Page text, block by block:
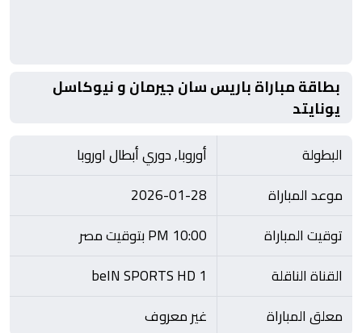
بطاقة مباراة باريس سان جيرمان و نيوكاسل
يونايتد
البطولة
أوروبا, دوري أبطال اوروبا
موعد المباراة
2026-01-28
توقيت المباراة
10:00 PM بتوقيت مصر
القناة الناقلة
beIN SPORTS HD 1
معلق المباراة
غير معروف